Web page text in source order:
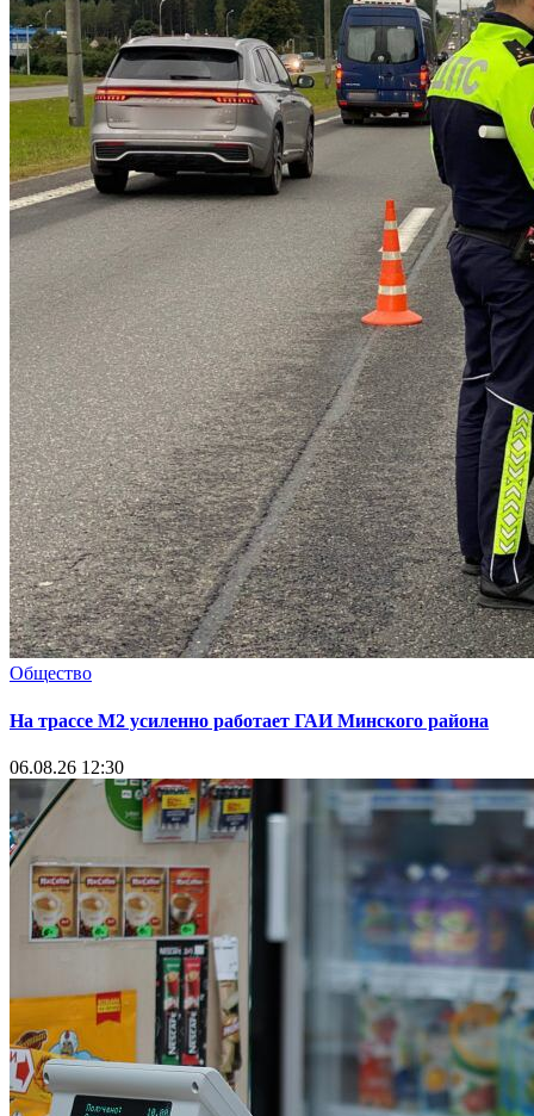
Общество
На трассе М2 усиленно работает ГАИ Минского района
06.08.26 12:30